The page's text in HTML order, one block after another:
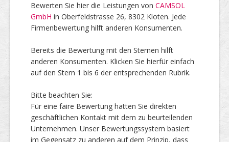
HELP Awards
Top Firmen
Über uns
Bewerten Sie hier die Leistungen von CAMSOL
GmbH in Oberfeldstrasse 26, 8302 Kloten. Jede
Firmenbewertung hilft anderen Konsumenten.
Bereits die Bewertung mit den Sternen hilft
anderen Konsumenten. Klicken Sie hierfür einfach
auf den Stern 1 bis 6 der entsprechenden Rubrik.
Bitte beachten Sie:
Für eine faire Bewertung hatten Sie direkten
geschäftlichen Kontakt mit dem zu beurteilenden
Unternehmen. Unser Bewertungssystem basiert
im Gegensatz zu anderen auf dem Prinzip, dass